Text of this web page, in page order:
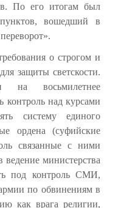
По его итогам был
вошедший в
о строгом и
защиты светскости.
на восьмилетнее
контроль над курсами
систему единого
ордена (суфийские
связанные с ними
ведение министерства
под контроль СМИ,
по обвинениям в
как врага религии,